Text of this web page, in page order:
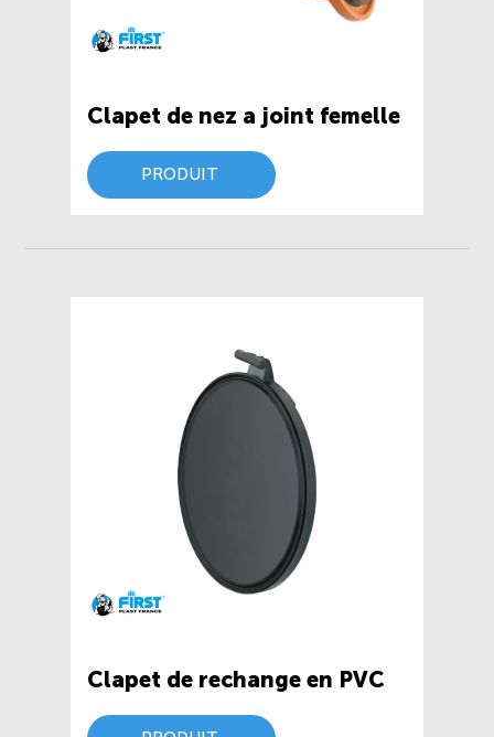
Clapet de nez a joint femelle
PRODUIT
Clapet de rechange en PVC